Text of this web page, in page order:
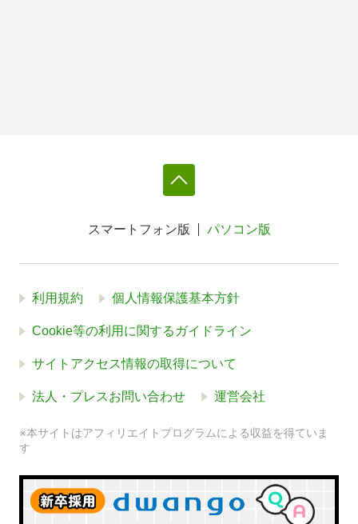
スマートフォン版 パソコン版
利用規約 個人情報保護基本方針
Cookie等の利用に関するガイドライン
サイトアクセス情報の取得について
法人・プレスお問い合わせ 運営会社
※本サイトはアフィリエイトプログラムによる収益を得ていま
す